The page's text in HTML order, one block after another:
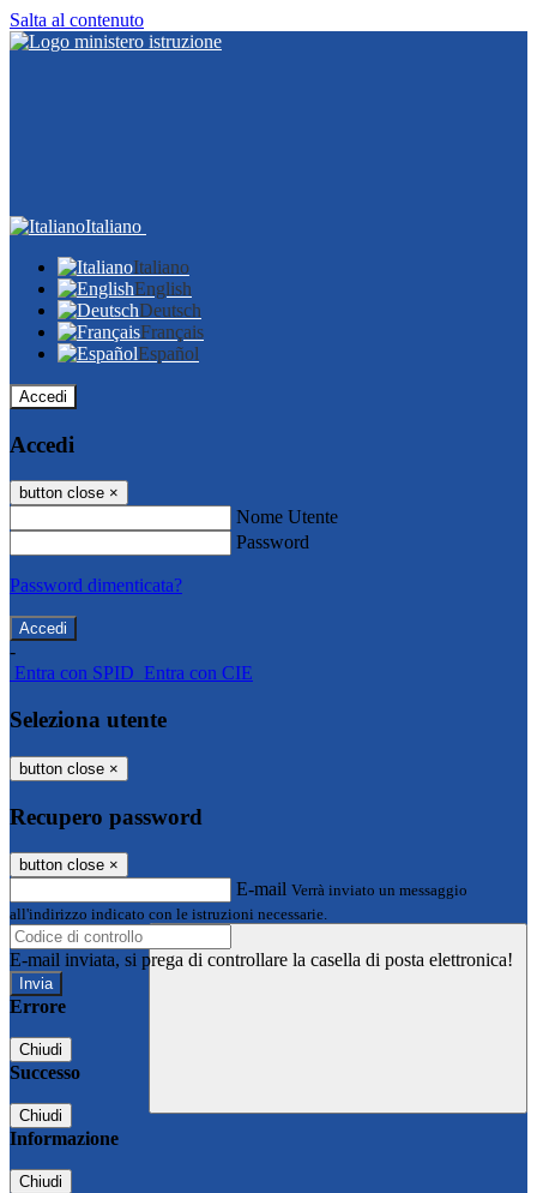
Salta al contenuto
Italiano
Italiano
English
Deutsch
Français
Español
Accedi
Accedi
button close ×
Nome Utente
Password
Password dimenticata?
-
Entra con SPID Entra con CIE
Seleziona utente
button close ×
Recupero password
button close ×
E-mail Verrà inviato un messaggio
all'indirizzo indicato con le istruzioni necessarie.
E-mail inviata, si prega di controllare la casella di posta elettronica!
Errore
Chiudi
Successo
Chiudi
Informazione
Chiudi